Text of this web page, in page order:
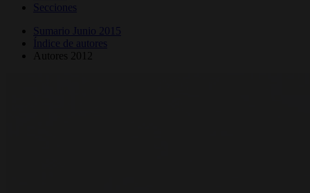
Secciones
Sumario Junio 2015
Índice de autores
Autores 2012